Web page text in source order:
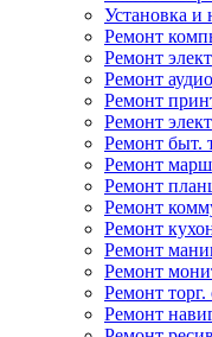
Установка и
Ремонт
Ремонт
Ремонт
Ремонт
Ремонт
Ремонт быт.
Ремонт
Ремонт
Ремонт
Ремонт
Ремонт
Ремонт
Ремонт торг.
Ремонт